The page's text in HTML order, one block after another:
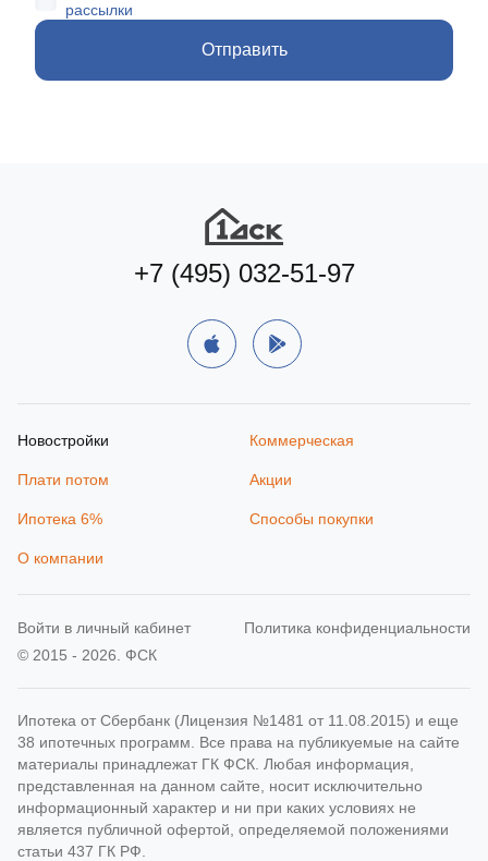
рассылки
Отправить
+7 (495) 032-51-97
Новостройки Коммерческая
Плати потом Акции
Ипотека 6% Способы покупки
О компании
© 2015 - 2026. ФСК
Политика конфиденциальности
Ипотека от Сбербанк (Лицензия №1481 от 11.08.2015) и еще
38 ипотечных программ. Все права на публикуемые на сайте
материалы принадлежат ГК ФСК. Любая информация,
представленная на данном сайте, носит исключительно
информационный характер и ни при каких условиях не
является публичной офертой, определяемой положениями
статьи 437 ГК РФ.
Войти в личный кабинет